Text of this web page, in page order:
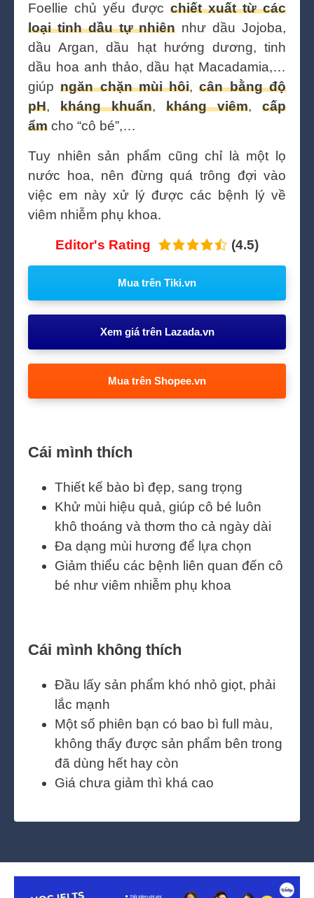
Foellie chủ yếu được chiết xuất từ các
loại tinh dầu tự nhiên như dầu Jojoba,
dầu Argan, dầu hạt hướng dương, tinh
dầu hoa anh thảo, dầu hạt Macadamia,…
giúpngăn chặn mùi hôi,cân bằng độ
pH, kháng khuẩn, kháng viêm, cấp
ẩm cho “cô bé”,…
Tuy nhiên sản phẩm cũng chỉ là một lọ
nước hoa, nên đừng quá trông đợi vào
việc em này xử lý được các bệnh lý về
viêm nhiễm phụ khoa.
Editor's Rating (4.5)
Mua trên Tiki.vn
Xem giá trên Lazada.vn
Mua trên Shopee.vn
Cái mình thích
Thiết kế bào bì đẹp, sang trọng
Khử mùi hiệu quả, giúp cô bé luôn
khô thoáng và thơm tho cả ngày dài
Đa dạng mùi hương để lựa chọn
Giảm thiểu các bệnh liên quan đến cô
bé như viêm nhiễm phụ khoa
Cái mình không thích
Đầu lấy sản phẩm khó nhỏ giọt, phải
lắc mạnh
Một số phiên bạn có bao bì full màu,
không thấy được sản phẩm bên trong
đã dùng hết hay còn
Giá chưa giảm thì khá cao